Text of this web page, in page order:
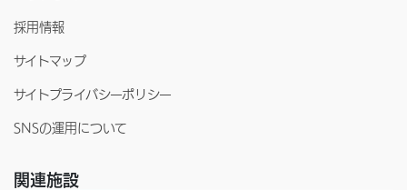
採用情報
サイトマップ
サイトプライバシーポリシー
SNSの運用について
関連施設